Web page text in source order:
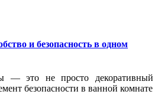
и безопасность в одном
— это не просто декоративный
безопасности в ванной комнате